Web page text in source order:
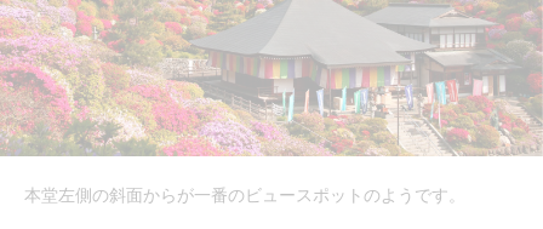
本堂左側の斜面からが一番のビュースポットのようです。